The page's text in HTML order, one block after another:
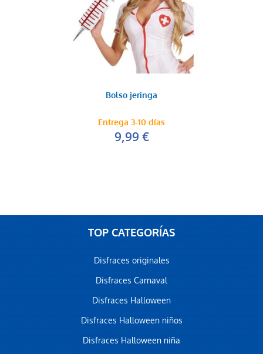
Bolso jeringa
Entrega 3-10 días
9,99 €
TOP CATEGORÍAS
Disfraces originales
Disfraces Carnaval
Disfraces Halloween
Disfraces Halloween niños
Disfraces Halloween niña